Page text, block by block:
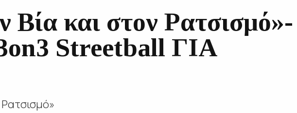
Βία και στον Ρατσισμό»-
Streetball ΓΙΑ
Βία και στον Ρατσισμό»